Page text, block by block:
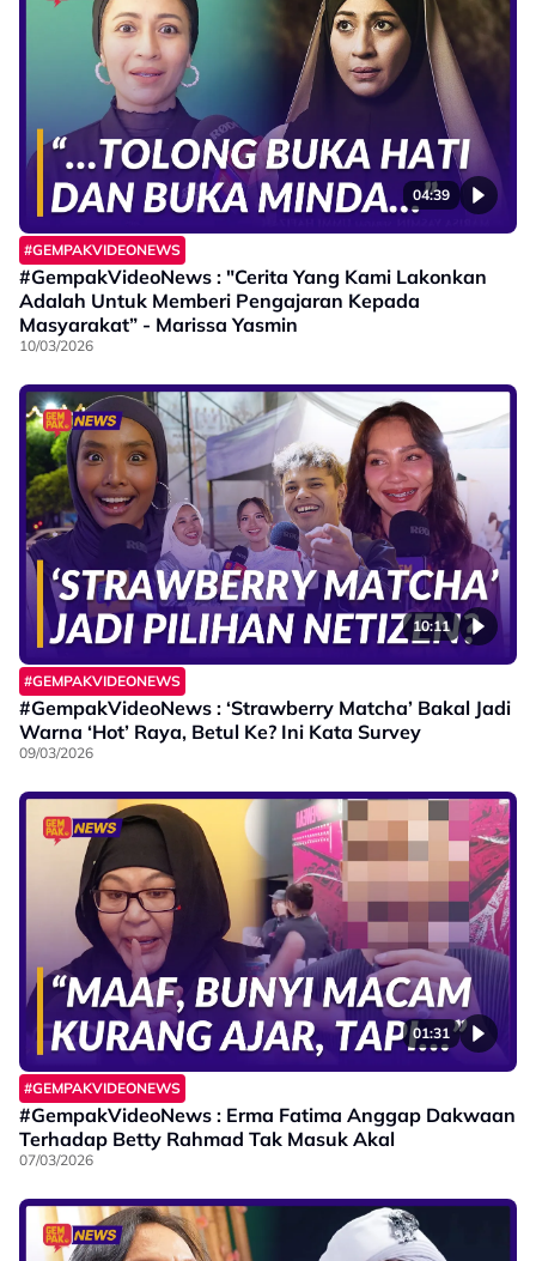
04:39
#GEMPAKVIDEONEWS
#GempakVideoNews : "Cerita Yang Kami Lakonkan
Adalah Untuk Memberi Pengajaran Kepada
Masyarakat” - Marissa Yasmin
10/03/2026
10:11
#GEMPAKVIDEONEWS
#GempakVideoNews : ‘Strawberry Matcha’ Bakal Jadi
Warna ‘Hot’ Raya, Betul Ke? Ini Kata Survey
09/03/2026
01:31
#GEMPAKVIDEONEWS
#GempakVideoNews : Erma Fatima Anggap Dakwaan
Terhadap Betty Rahmad Tak Masuk Akal
07/03/2026